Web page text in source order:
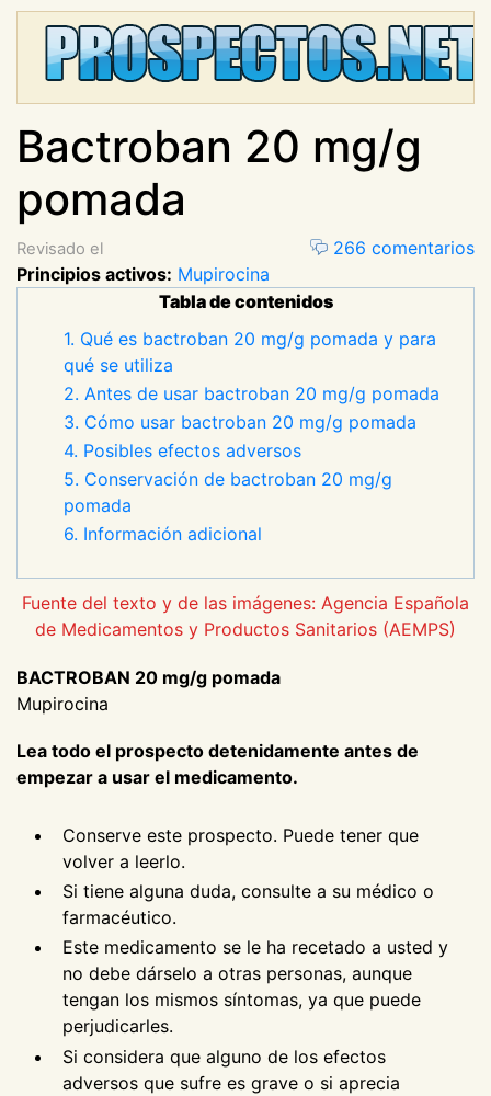
Bactroban 20 mg/g
pomada
266 comentarios
Revisado el
Principios activos: Mupirocina
Tabla de contenidos
1. Qué es bactroban 20 mg/g pomada y para
qué se utiliza
2. Antes de usar bactroban 20 mg/g pomada
3. Cómo usar bactroban 20 mg/g pomada
4. Posibles efectos adversos
5. Conservación de bactroban 20 mg/g
pomada
6. Información adicional
Fuente del texto y de las imágenes: Agencia Española
de Medicamentos y Productos Sanitarios (AEMPS)
BACTROBAN 20 mg/g pomada
Mupirocina
Lea todo el prospecto detenidamente antes de
empezar a usar el medicamento.
Conserve este prospecto. Puede tener que
volver a leerlo.
Si tiene alguna duda, consulte a su médico o
farmacéutico.
Este medicamento se le ha recetado a usted y
no debe dárselo a otras personas, aunque
tengan los mismos síntomas, ya que puede
perjudicarles.
Si considera que alguno de los efectos
adversos que sufre es grave o si aprecia